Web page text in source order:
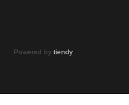
Powered by tiendy